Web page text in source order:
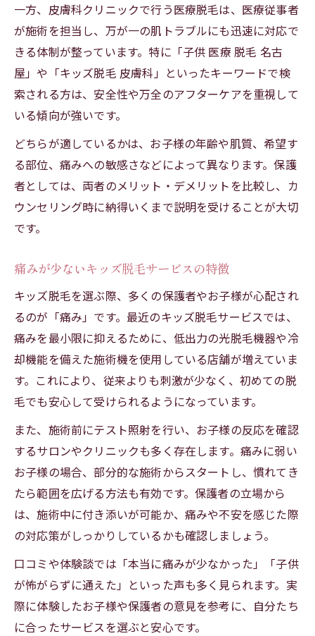
男の子にも適した部位別キッズ脱毛の注意
点
自己処理とキッズ脱毛の違いと注意事項
部位別で異なるキッズ脱毛の効果とリスク
保険適用の有無とリスクを理解して賢く選ぶ
キッズ脱毛で保険適用されるケースと条件
美容目的のキッズ脱毛は保険対象外の理由
医療脱毛での保険適用と自己負担の考え方
キッズ脱毛のリスクと安全に選ぶための基
方
一方、皮膚科クリニックで行う医療脱毛は、医療従事者
が施術を担当し、万が一の肌トラブルにも迅速に対応で
きる体制が整っています。特に「子供 医療 脱毛 名古
屋」や「キッズ脱毛 皮膚科」といったキーワードで検
索される方は、安全性や万全のアフターケアを重視して
いる傾向が強いです。
どちらが適しているかは、お子様の年齢や肌質、希望す
る部位、痛みへの敏感さなどによって異なります。保護
者としては、両者のメリット・デメリットを比較し、カ
ウンセリング時に納得いくまで説明を受けることが大切
です。
痛みが少ないキッズ脱毛サービスの特徴
キッズ脱毛を選ぶ際、多くの保護者やお子様が心配され
るのが「痛み」です。最近のキッズ脱毛サービスでは、
痛みを最小限に抑えるために、低出力の光脱毛機器や冷
却機能を備えた施術機を使用している店舗が増えていま
す。これにより、従来よりも刺激が少なく、初めての脱
毛でも安心して受けられるようになっています。
また、施術前にテスト照射を行い、お子様の反応を確認
するサロンやクリニックも多く存在します。痛みに弱い
お子様の場合、部分的な施術からスタートし、慣れてき
たら範囲を広げる方法も有効です。保護者の立場から
は、施術中に付き添いが可能か、痛みや不安を感じた際
の対応策がしっかりしているかも確認しましょう。
口コミや体験談では「本当に痛みが少なかった」「子供
が怖がらずに通えた」といった声も多く見られます。実
際に体験したお子様や保護者の意見を参考に、自分たち
に合ったサービスを選ぶと安心です。